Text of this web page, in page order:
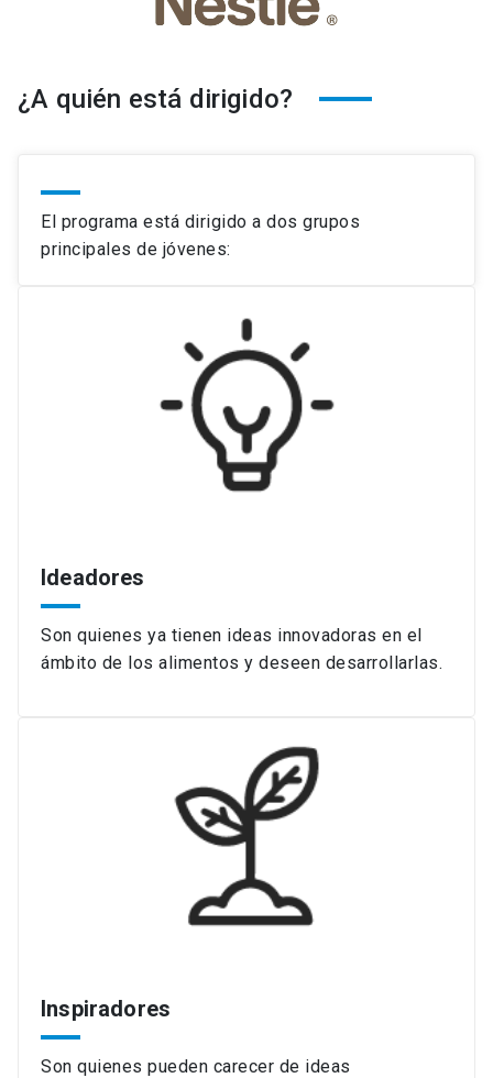
¿A quién está dirigido?
El programa está dirigido a dos grupos
principales de jóvenes:
Ideadores
Son quienes ya tienen ideas innovadoras en el
ámbito de los alimentos y deseen desarrollarlas.
Inspiradores
Son quienes pueden carecer de ideas